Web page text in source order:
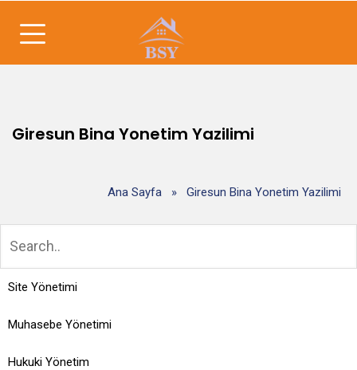
Giresun Bina Yonetim Yazilimi
Ana Sayfa » Giresun Bina Yonetim Yazilimi
Site Yönetimi
Muhasebe Yönetimi
Hukuki Yönetim